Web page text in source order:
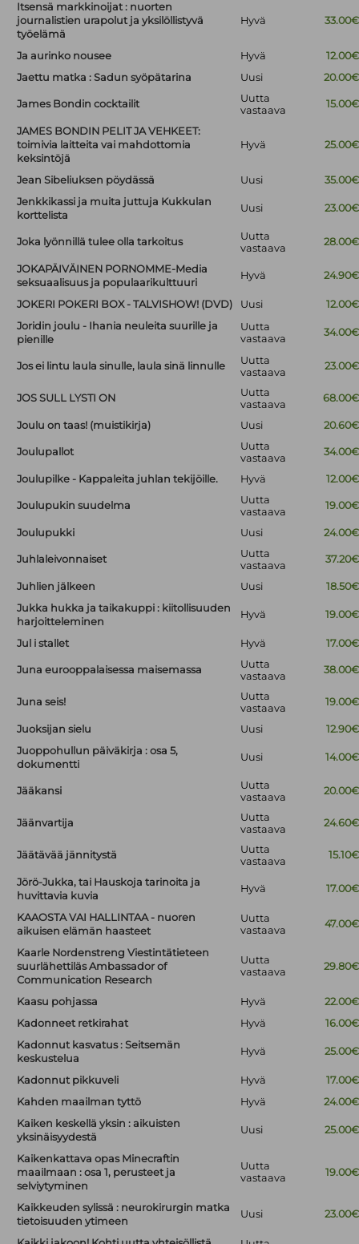
Itsensä markkinoijat : nuorten
journalistien urapolut ja yksilöllistyvä
työelämä
Hyvä 33.00€
Ja aurinko nousee Hyvä
12.00€
Jaettu matka : Sadun syöpätarina
Uusi 20.00€
James Bondin cocktailit
Uutta
vastaava
15.00€
JAMES BONDIN PELIT JA VEHKEET:
toimivia laitteita vai mahdottomia
keksintöjä
Hyvä 25.00€
Jean Sibeliuksen pöydässä Uusi
35.00€
Jenkkikassi ja muita juttuja Kukkulan
korttelista
Uusi 23.00€
Joka lyönnillä tulee olla tarkoitus
Uutta
vastaava
28.00€
JOKAPÄIVÄINEN PORNOMME-Media
seksuaalisuus ja populaarikulttuuri
Hyvä 24.90€
JOKERI POKERI BOX - TALVISHOW! (DVD) Uusi
12.00€
Joridin joulu - Ihania neuleita suurille ja
pienille
Uutta
vastaava
34.00€
Jos ei lintu laula sinulle, laula sinä linnulle
Uutta
vastaava
23.00€
JOS SULL LYSTI ON
Uutta
vastaava
68.00€
Joulu on taas! (muistikirja) Uusi 20.60€
Joulupallot
Uutta
vastaava
34.00€
Joulupilke - Kappaleita juhlan tekijöille. Hyvä 12.00€
Joulupukin suudelma
Uutta
vastaava
19.00€
Joulupukki Uusi 24.00€
Juhlaleivonnaiset
Uutta
vastaava
37.20€
Juhlien jälkeen Uusi
18.50€
Jukka hukka ja taikakuppi : kiitollisuuden
harjoitteleminen
Hyvä 19.00€
Jul i stallet Hyvä 17.00€
Juna eurooppalaisessa maisemassa
Uutta
vastaava
38.00€
Juna seis!
Uutta
vastaava
19.00€
Juoksijan sielu Uusi
12.90€
Juoppohullun päiväkirja : osa 5,
dokumentti
Uusi 14.00€
Jääkansi
Uutta
vastaava
20.00€
Jäänvartija
Uutta
vastaava
24.60€
Jäätävää jännitystä
Uutta
vastaava
15.10€
Jörö-Jukka, tai Hauskoja tarinoita ja
huvittavia kuvia
Hyvä 17.00€
KAAOSTA VAI HALLINTAA - nuoren
aikuisen elämän haasteet
Uutta
vastaava
47.00€
Kaarle Nordenstreng Viestintätieteen
suurlähettiläs Ambassador of
Communication Research
Uutta
vastaava
29.80€
Kaasu pohjassa Hyvä
22.00€
Kadonneet retkirahat
Hyvä
16.00€
Kadonnut kasvatus : Seitsemän
keskustelua
Hyvä 25.00€
Kadonnut pikkuveli Hyvä
17.00€
Kahden maailman tyttö
Hyvä
24.00€
Kaiken keskellä yksin : aikuisten
yksinäisyydestä
Uusi 25.00€
Kaikenkattava opas Minecraftin
maailmaan : osa 1, perusteet ja
selviytyminen
Uutta
vastaava
19.00€
Kaikkeuden sylissä : neurokirurgin matka
tietoisuuden ytimeen
Uusi 23.00€